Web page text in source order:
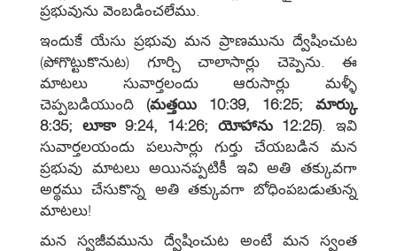
ప్రభువును వెంబడించలేము.
ఇందుకే యేసు ప్రభువు మన ప్రాణమును ద్వేషించుట
(పోగొట్టుకొనుట) గూర్చి చాలాసార్లు చెప్పెను. ఈ
మాటలు సువార్తలందు ఆరుసార్లు మళ్ళీ
చెప్పబడియుంది (మత్తయి 10:39, 16:25; మార్కు
8:35; లూకా 9:24, 14:26; యోహాను 12:25) . ఇవి
సువార్తలయందు పలుసార్లు గుర్తు చేయబడిన మన
ప్రభువు మాటలు అయినప్పటికీ ఇవి అతి తక్కువగా
అర్థము చేసుకొన్న అతి తక్కువగా బోధింపబడుతున్న
మాటలు!
మన స్వజీవమును ద్వేషించుట అంటే మన స్వంత